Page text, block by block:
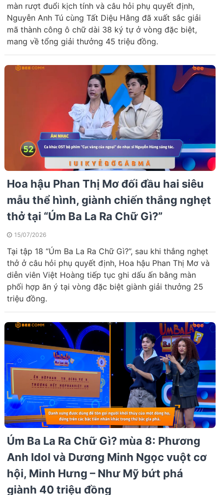
màn rượt đuổi kịch tính và câu hỏi phụ quyết định,
Nguyễn Anh Tú cùng Tất Diệu Hằng đã xuất sắc giải
mã thành công ô chữ dài 38 ký tự ở vòng đặc biệt,
mang về tổng giải thưởng 45 triệu đồng.
Hoa hậu Phan Thị Mơ đối đầu hai siêu
mẫu thể hình, giành chiến thắng nghẹt
thở tại “Úm Ba La Ra Chữ Gì?”
15/07/2026
Tại tập 18 “Úm Ba La Ra Chữ Gì?”, sau khi thắng nghẹt
thở ở câu hỏi phụ quyết định, Hoa hậu Phan Thị Mơ và
diễn viên Việt Hoàng tiếp tục ghi dấu ấn bằng màn
phối hợp ăn ý tại vòng đặc biệt giành giải thưởng 25
triệu đồng.
Úm Ba La Ra Chữ Gì? mùa 8: Phương
Anh Idol và Dương Minh Ngọc vuột cơ
hội, Minh Hưng – Như Mỹ bứt phá
giành 40 triệu đồng